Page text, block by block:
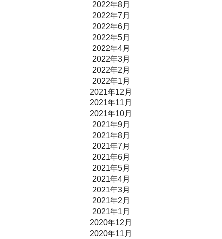
2022年8月
2022年7月
2022年6月
2022年5月
2022年4月
2022年3月
2022年2月
2022年1月
2021年12月
2021年11月
2021年10月
2021年9月
2021年8月
2021年7月
2021年6月
2021年5月
2021年4月
2021年3月
2021年2月
2021年1月
2020年12月
2020年11月